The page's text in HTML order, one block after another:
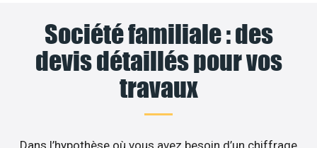
Société familiale : des
devis détaillés pour vos
travaux
Dans l’hypothèse où vous avez besoin d’un chiffrage